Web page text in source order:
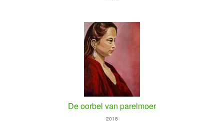
De oorbel van parelmoer
2018